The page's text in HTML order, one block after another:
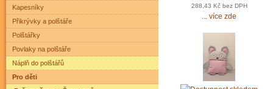
288,43 Kč bez DPH
... více zde
Kapesníky
Přikrývky a polštáře
Polštářky
Povlaky na polštáře
Náplň do polštářů
Pro děti